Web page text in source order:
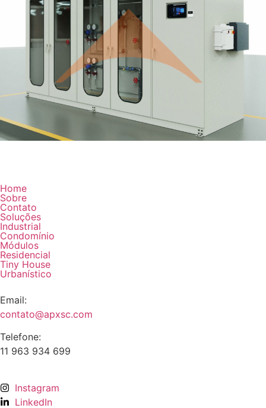
Home
Sobre
Contato
Soluções
Industrial
Condomínio
Módulos
Residencial
Tiny House
Urbanístico
Email:
contato@apxsc.com
Telefone:
11 963 934 699
Instagram
LinkedIn